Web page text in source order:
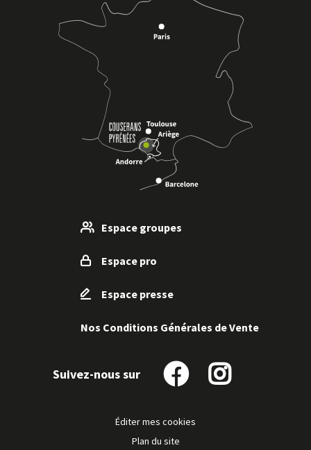
Espace groupes
Espace pro
Espace presse
Nos Conditions Générales de Vente
Suivez-nous sur
Suivez-
sur
Suivez-
Éditer mes cookies
Plan du site